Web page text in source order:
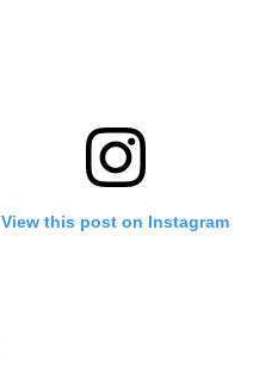
View this post on Instagram